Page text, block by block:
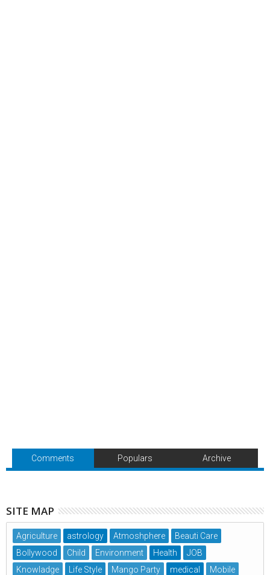
Comments Populars Archive
SITE MAP
Agriculture astrology Atmoshphere
Beauti Care
Bollywood
Child Environment Health
JOB
Knowladge
Life Style Mango Party medical
Mobile